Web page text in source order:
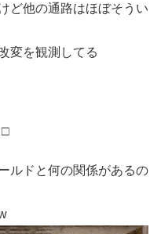
ど他の通路はほぼそうい
変を観測してる
ルドと何の関係があるの